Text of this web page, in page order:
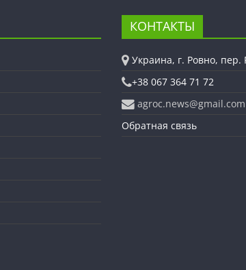
КОНТАКТЫ
Украина, г. Ровно, пер.
+38 067 364 71 72
agroc.news@gmail.com
Обратная связь